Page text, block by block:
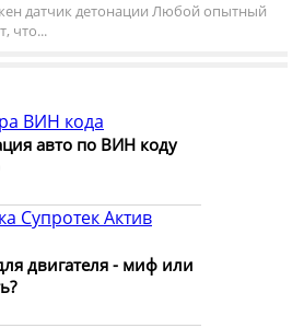
датчик детонации Любой опытный
что...
авто по ВИН коду
двигателя - миф или